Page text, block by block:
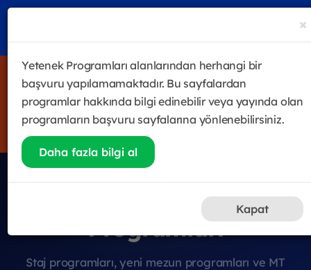
4 haftalık satış odaklı eğitim & gelişim programı Future
Sales Leader Academy başladı! Halen katılmak isteyenler
için kayıtlar devam ediyor.
Genç Yetenek
Programları
Staj programları, yeni mezun programları ve MT
×
Yetenek Programları alanlarından herhangi bir
başvuru yapılamamaktadır. Bu sayfalardan
programlar hakkında bilgi edinebilir veya yayında olan
programların başvuru sayfalarına yönlenebilirsiniz.
Daha fazla bilgi al
Kapat